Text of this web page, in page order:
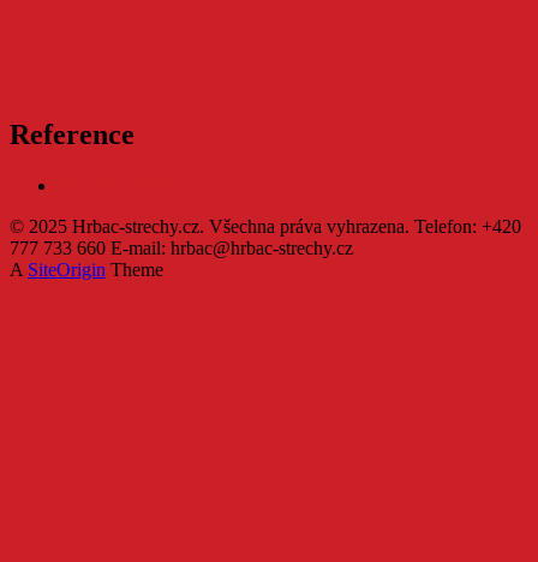
Reference
© 2025 Hrbac-strechy.cz. Všechna práva vyhrazena. Telefon: +420
777 733 660 E-mail: hrbac@hrbac-strechy.cz
A SiteOrigin Theme